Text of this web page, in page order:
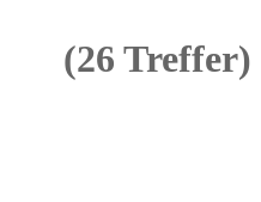
(26 Treffer)